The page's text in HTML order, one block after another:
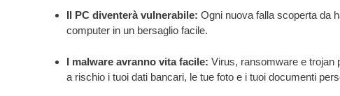
Il PC diventerà vulnerabile: Ogni nuova falla scoperta da
computer in un bersaglio facile.
I malware avranno vita facile: Virus, ransomware e trojan
a rischio i tuoi dati bancari, le tue foto e i tuoi documenti